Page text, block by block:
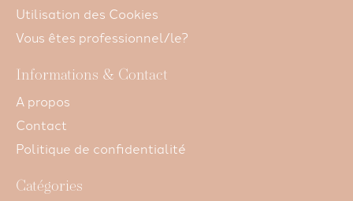
Utilisation des Cookies
Vous êtes professionnel/le?
Informations & Contact
A propos
Contact
Politique de confidentialité
Catégories